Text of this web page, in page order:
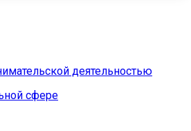
деятельностью
сфере